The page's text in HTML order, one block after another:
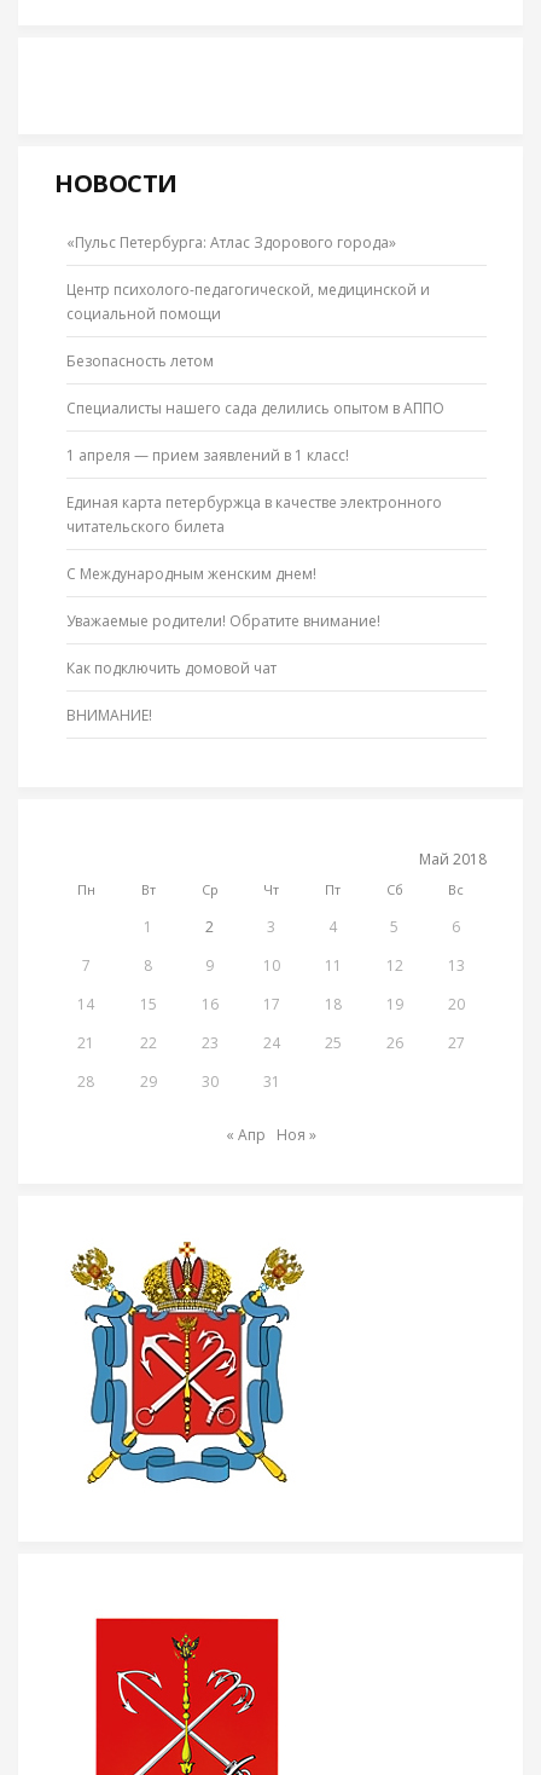
НОВОСТИ
«Пульс Петербурга: Атлас Здорового города»
Центр психолого-педагогической, медицинской и
социальной помощи
Безопасность летом
Специалисты нашего сада делились опытом в АППО
1 апреля — прием заявлений в 1 класс!
Единая карта петербуржца в качестве электронного
читательского билета
С Международным женским днем!
Уважаемые родители! Обратите внимание!
Как подключить домовой чат
ВНИМАНИЕ!
Май 2018
Пн Вт Ср Чт Пт Сб Вс
1 2 3 4 5
6
7
8 9 10 11 12
13
14
15 16 17 18 19
20
21
22 23 24 25 26
27
28
29 30 31
« Апр Ноя »